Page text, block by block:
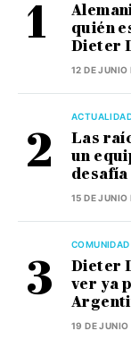
quién
Dieter
12 DE JUNIO
Las
un
desafía
15 DE JUNIO
COMUNIDAD
Dieter
ver ya
19 DE